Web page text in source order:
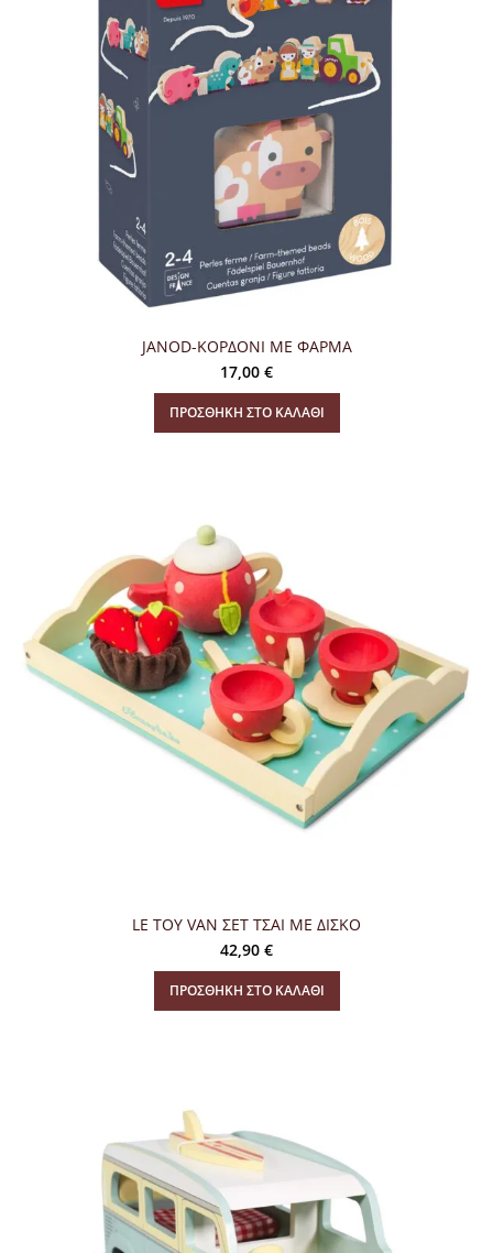
JANOD-ΚΟΡΔΟΝΙ ΜΕ ΦΑΡΜΑ
17,00 €
ΠΡΟΣΘΉΚΗ ΣΤΟ ΚΑΛΆΘΙ
LE TOY VAN ΣΕΤ ΤΣΑΙ ΜΕ ΔΙΣΚΟ
42,90 €
ΠΡΟΣΘΉΚΗ ΣΤΟ ΚΑΛΆΘΙ